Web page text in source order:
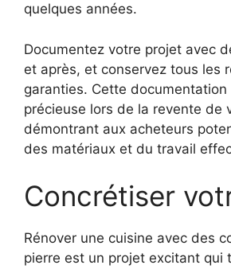
quelques années.
Documentez votre projet avec
et après, et conservez tous les
garanties. Cette documentation
précieuse lors de la revente de
démontrant aux acheteurs
des matériaux et du travail
Concrétiser
Rénover une cuisine avec des
pierre est un projet excitant qui